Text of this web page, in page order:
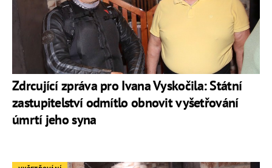
Zdrcující zpráva pro Ivana Vyskočila: Státní
zastupitelství odmítlo obnovit vyšetřování
úmrtí jeho syna